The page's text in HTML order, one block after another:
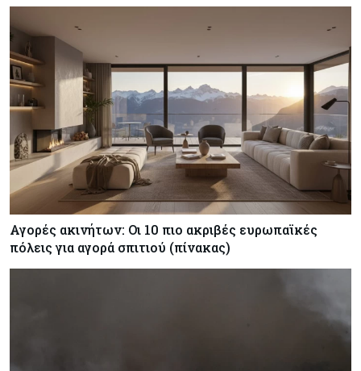
Αγορές ακινήτων: Οι 10 πιο ακριβές ευρωπαϊκές
πόλεις για αγορά σπιτιού (πίνακας)